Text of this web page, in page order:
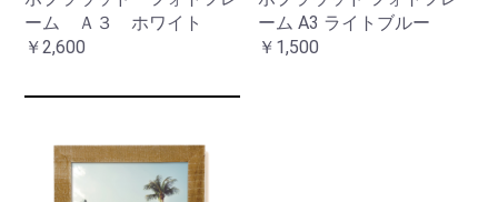
ーム Ａ３ ホワイト
￥2,600
ーム A3 ライトブルー
￥1,500